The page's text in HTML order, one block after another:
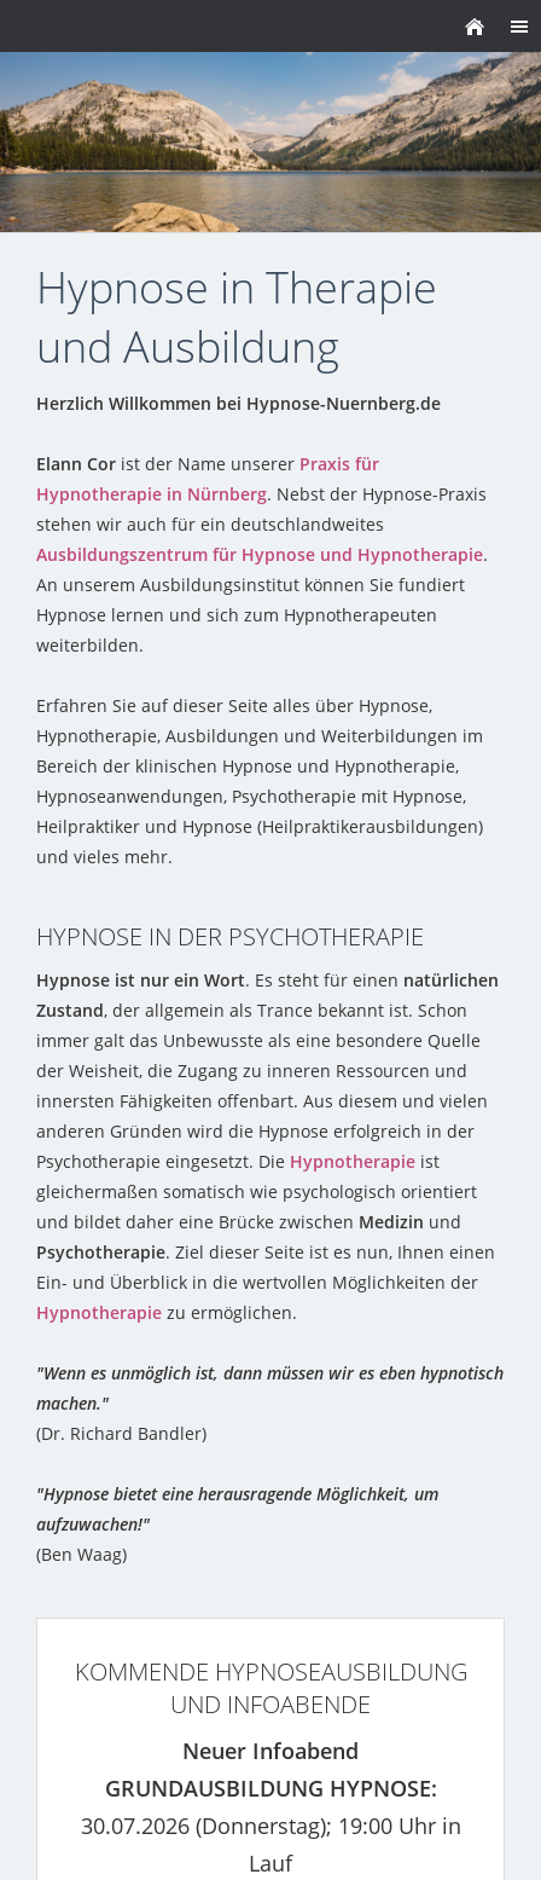
Hypnose in Therapie
und Ausbildung
Herzlich Willkommen bei Hypnose-Nuernberg.de
Elann Cor ist der Name unserer Praxis für
Hypnotherapie in Nürnberg. Nebst der Hypnose-Praxis
stehen wir auch für ein deutschlandweites
Ausbildungszentrum für Hypnose und Hypnotherapie.
An unserem Ausbildungsinstitut können Sie fundiert
Hypnose lernen und sich zum Hypnotherapeuten
weiterbilden.
Erfahren Sie auf dieser Seite alles über Hypnose,
Hypnotherapie, Ausbildungen und Weiterbildungen im
Bereich der klinischen Hypnose und Hypnotherapie,
Hypnoseanwendungen, Psychotherapie mit Hypnose,
Heilpraktiker und Hypnose (Heilpraktikerausbildungen)
und vieles mehr.
HYPNOSE IN DER PSYCHOTHERAPIE
Hypnose ist nur ein Wort. Es steht für einen natürlichen
Zustand, der allgemein als Trance bekannt ist. Schon
immer galt das Unbewusste als eine besondere Quelle
der Weisheit, die Zugang zu inneren Ressourcen und
innersten Fähigkeiten offenbart. Aus diesem und vielen
anderen Gründen wird die Hypnose erfolgreich in der
Psychotherapie eingesetzt. Die Hypnotherapie ist
gleichermaßen somatisch wie psychologisch orientiert
und bildet daher eine Brücke zwischen Medizin und
Psychotherapie. Ziel dieser Seite ist es nun, Ihnen einen
Ein- und Überblick in die wertvollen Möglichkeiten der
Hypnotherapie zu ermöglichen.
"Wenn es unmöglich ist, dann müssen wir es eben hypnotisch
machen."
(Dr. Richard Bandler)
"Hypnose bietet eine herausragende Möglichkeit, um
aufzuwachen!"
(Ben Waag)
KOMMENDE HYPNOSEAUSBILDUNG
UND INFOABENDE
Neuer Infoabend
GRUNDAUSBILDUNG HYPNOSE:
30.07.2026 (Donnerstag); 19:00 Uhr in
Lauf